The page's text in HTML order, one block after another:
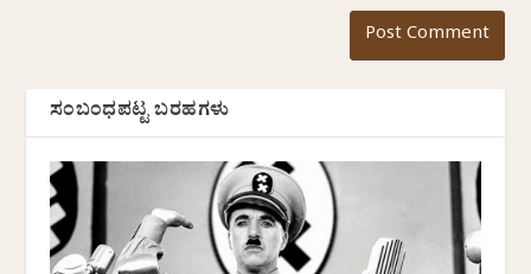
ಸಂಬಂಧಪಟ್ಟ ಬರಹಗಳು